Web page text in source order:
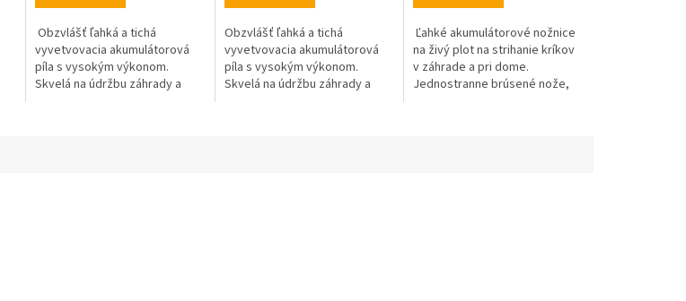
Obzvlášť ľahká a tichá
vyvetvovacia akumulátorová
píla s vysokým výkonom.
Skvelá na údržbu záhrady a
Obzvlášť ľahká a tichá
vyvetvovacia akumulátorová
píla s vysokým výkonom.
Skvelá na údržbu záhrady a
Ľahké akumulátorové nožnice
na živý plot na strihanie kríkov
v záhrade a pri dome.
Jednostranne brúsené nože,